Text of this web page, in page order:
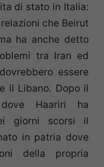
di stato in Italia:
che Beirut
ha anche detto
tra Iran ed
essere
il Libano. Dopo il
Haariri ha
giorni scorsi il
in patria dove
della propria